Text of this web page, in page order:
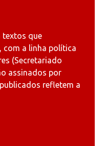
textos que
com a linha política
(Secretariado
assinados por
refletem a